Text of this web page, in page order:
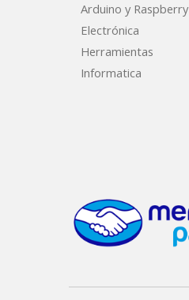
Arduino y Raspberry
Electrónica
Herramientas
Informatica